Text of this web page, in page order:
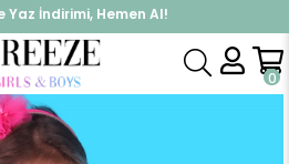
Yaz İndirimi, Hemen Al!
İndirimi Kap, Hemen Üye Ol!
0
Tayt Takımı